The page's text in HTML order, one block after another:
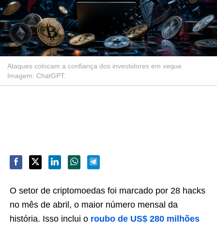
Ataques colocam a confiança dos investidores em xeque.
Imagem: ChatGPT.
O setor de criptomoedas foi marcado por 28 hacks
no mês de abril, o maior número mensal da
história. Isso inclui o roubo de US$ 280 milhões